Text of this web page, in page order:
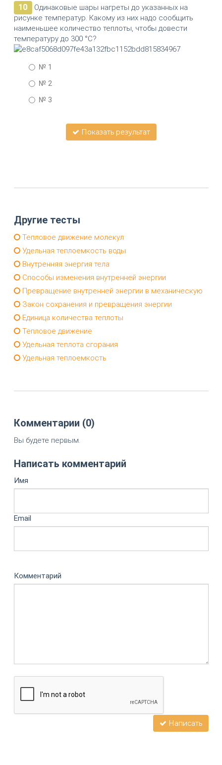
10
Одинаковые шары нагреты до указанных на
рисунке температур. Какому из них надо сообщить
наименьшее количество теплоты, чтобы довести
температуру до 300 °С?
№ 1
№ 2
№ 3
Показать результат
Другие тесты
Тепловое движение молекул
Удельная теплоемкость воды
Внутренняя энергия тела
Способы изменения внутренней энергии
Превращение внутренней энергии в механическую
Закон сохранения и превращения энергии
Единица количества теплоты
Тепловое движение
Удельная теплота сгорания
Удельная теплоемкость
Комментарии (0)
Вы будете первым.
Написать комментарий
Имя
Email
Комментарий
Написать